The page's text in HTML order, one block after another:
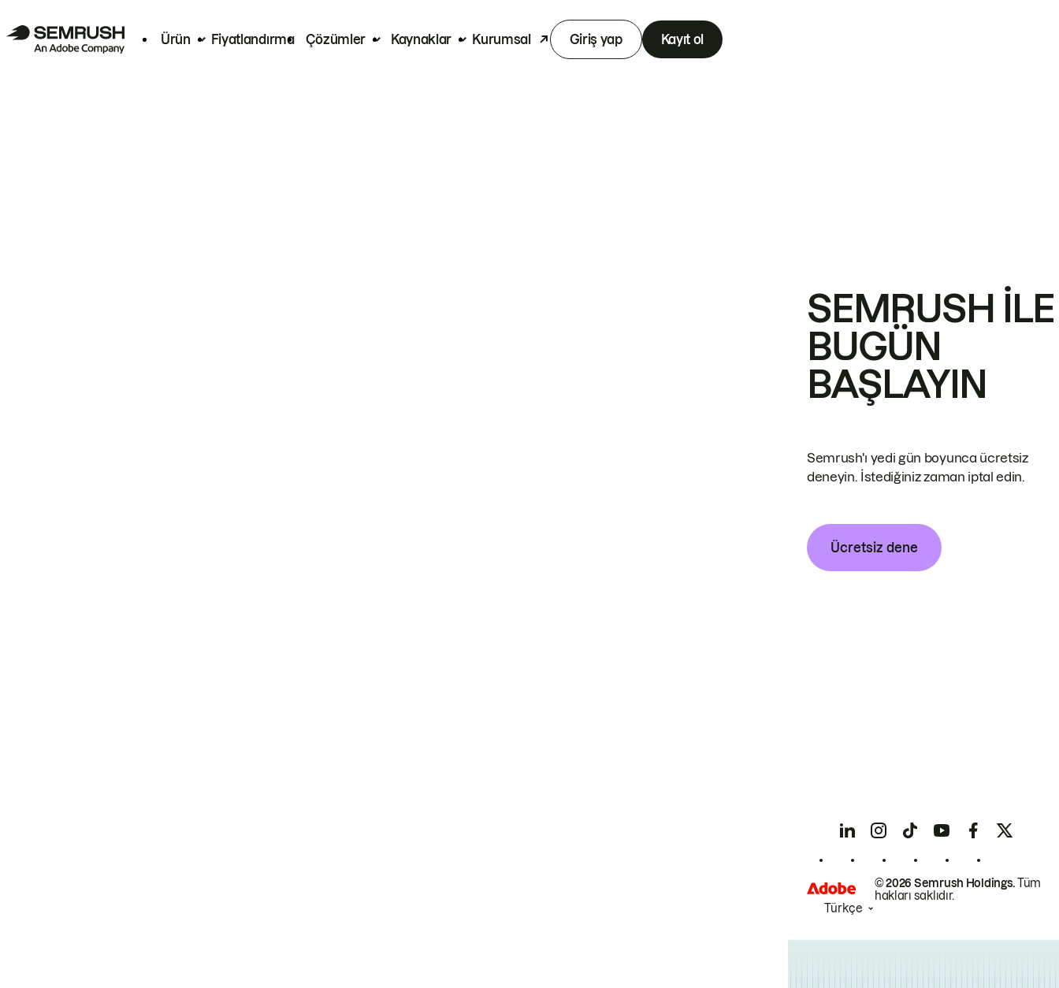
Ürün Fiyatlandırma Çözümler Kaynaklar Kurumsal Giriş yap Kayıt ol
SEMRUSH ILE
BUGÜN
BAŞLAYIN
Semrush'ı yedi gün boyunca ücretsiz
deneyin. İstediğiniz zaman iptal edin.
Ücretsiz dene
© 2026 Semrush Holdings.Tüm
hakları saklıdır.
Türkçe